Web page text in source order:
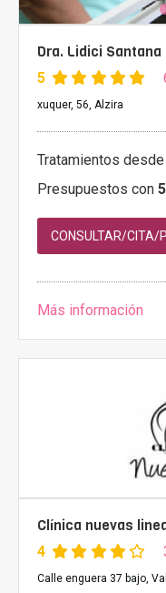
Dra. Lidici
5
xuquer, 56, Alzira
Tratamientos
Presupuestos con
CONSULTAR/CITA/
Más información
Clínica nuevas
4
Calle enguera 37 bajo,